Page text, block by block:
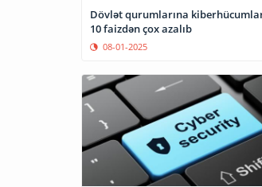
Dövlət qurumlarına
10 faizdən çox azalıb
08-01-2025